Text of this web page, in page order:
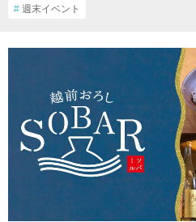
# 週末イベント